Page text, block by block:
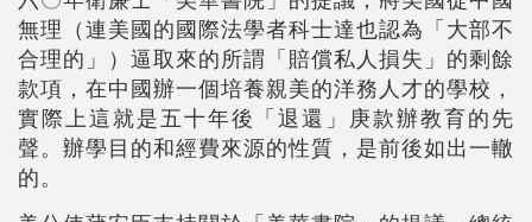
無理（連美國的國際法學者科士達也認為「大部不
合理的」）逼取來的所謂「賠償私人損失」的剩餘
款項，在中國辦一個培養親美的洋務人才的學校，
實際上這就是五十年後「退還」庚款辦教育的先
聲。辦學目的和經費來源的性質，是前後如出一轍
的。